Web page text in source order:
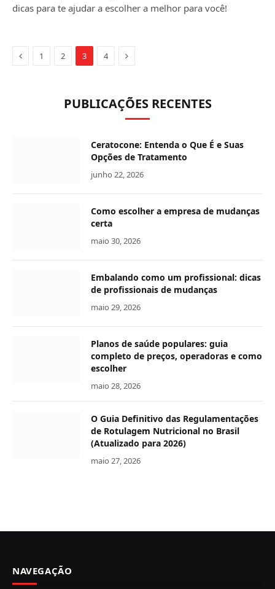
dicas para te ajudar a escolher a melhor para você!
Anterior
1 2 3 4 Próximo
PUBLICAÇÕES RECENTES
Ceratocone: Entenda o Que É e Suas
Opções de Tratamento
junho 22, 2026
Como escolher a empresa de mudanças
certa
maio 30, 2026
Embalando como um profissional: dicas
de profissionais de mudanças
maio 29, 2026
Planos de saúde populares: guia
completo de preços, operadoras e como
escolher
maio 28, 2026
O Guia Definitivo das Regulamentações
de Rotulagem Nutricional no Brasil
(Atualizado para 2026)
maio 27, 2026
NAVEGAÇÃO